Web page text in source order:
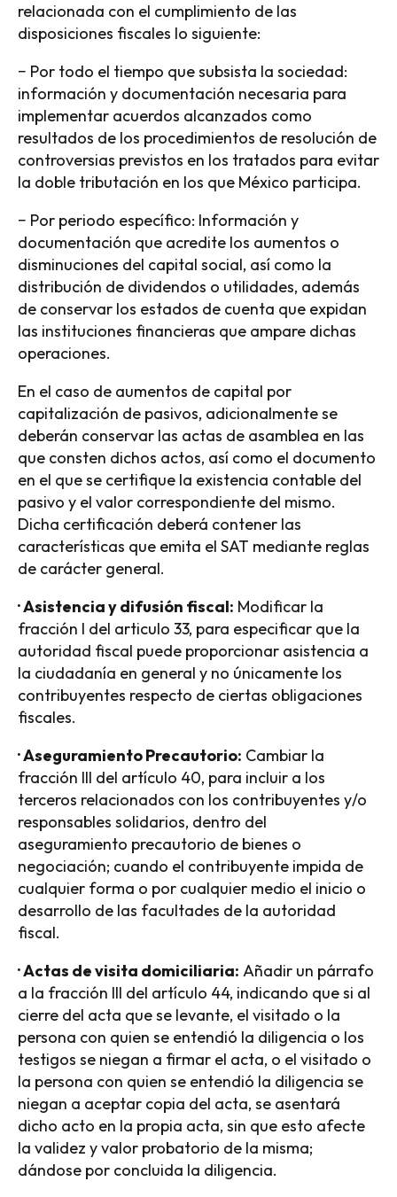
relacionada con el cumplimiento de las
disposiciones fiscales lo siguiente:
− Por todo el tiempo que subsista la sociedad:
información y documentación necesaria para
implementar acuerdos alcanzados como
resultados de los procedimientos de resolución de
controversias previstos en los tratados para evitar
la doble tributación en los que México participa.
− Por periodo específico: Información y
documentación que acredite los aumentos o
disminuciones del capital social, así como la
distribución de dividendos o utilidades, además
de conservar los estados de cuenta que expidan
las instituciones financieras que ampare dichas
operaciones.
En el caso de aumentos de capital por
capitalización de pasivos, adicionalmente se
deberán conservar las actas de asamblea en las
que consten dichos actos, así como el documento
en el que se certifique la existencia contable del
pasivo y el valor correspondiente del mismo.
Dicha certificación deberá contener las
características que emita el SAT mediante reglas
de carácter general.
· Asistencia y difusión fiscal: Modificar la
fracción I del articulo 33, para especificar que la
autoridad fiscal puede proporcionar asistencia a
la ciudadanía en general y no únicamente los
contribuyentes respecto de ciertas obligaciones
fiscales.
· Aseguramiento Precautorio: Cambiar la
fracción III del artículo 40, para incluir a los
terceros relacionados con los contribuyentes y/o
responsables solidarios, dentro del
aseguramiento precautorio de bienes o
negociación; cuando el contribuyente impida de
cualquier forma o por cualquier medio el inicio o
desarrollo de las facultades de la autoridad
fiscal.
· Actas de visita domiciliaria: Añadir un párrafo
a la fracción III del artículo 44, indicando que si al
cierre del acta que se levante, el visitado o la
persona con quien se entendió la diligencia o los
testigos se niegan a firmar el acta, o el visitado o
la persona con quien se entendió la diligencia se
niegan a aceptar copia del acta, se asentará
dicho acto en la propia acta, sin que esto afecte
la validez y valor probatorio de la misma;
dándose por concluida la diligencia.